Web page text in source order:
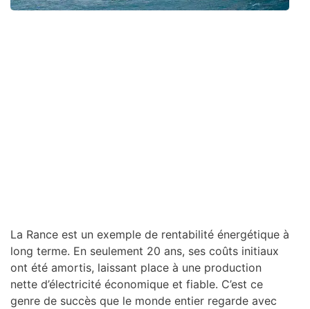
La Rance est un exemple de rentabilité énergétique à
long terme. En seulement 20 ans, ses coûts initiaux
ont été amortis, laissant place à une production
nette d’électricité économique et fiable. C’est ce
genre de succès que le monde entier regarde avec